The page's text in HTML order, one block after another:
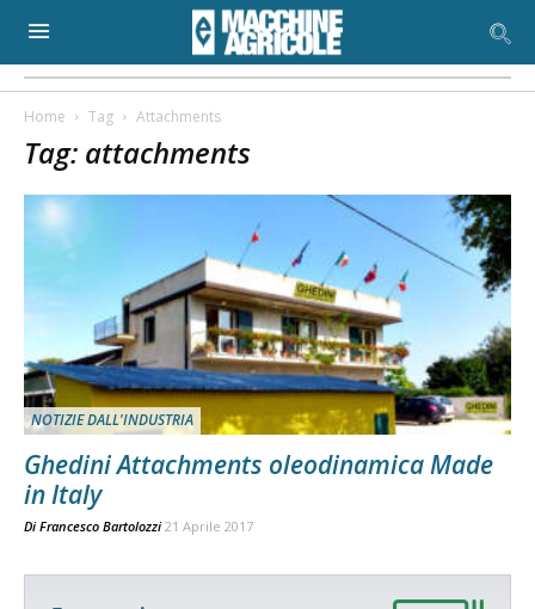
Home Tag Attachments
Tag: attachments
NOTIZIE DALL'INDUSTRIA
Ghedini Attachments oleodinamica Made
in Italy
Di Francesco Bartolozzi 21 Aprile 2017